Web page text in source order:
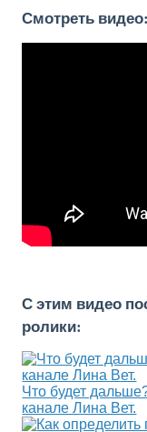
Смотреть видео:
С этим видео
ролики:
Что будет
канале Лина Вет.